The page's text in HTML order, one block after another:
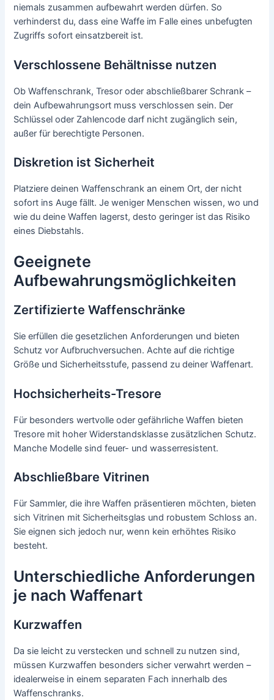
niemals zusammen aufbewahrt werden dürfen. So
verhinderst du, dass eine Waffe im Falle eines unbefugten
Zugriffs sofort einsatzbereit ist.
Verschlossene Behältnisse nutzen
Ob Waffenschrank, Tresor oder abschließbarer Schrank –
dein Aufbewahrungsort muss verschlossen sein. Der
Schlüssel oder Zahlencode darf nicht zugänglich sein,
außer für berechtigte Personen.
Diskretion ist Sicherheit
Platziere deinen Waffenschrank an einem Ort, der nicht
sofort ins Auge fällt. Je weniger Menschen wissen, wo und
wie du deine Waffen lagerst, desto geringer ist das Risiko
eines Diebstahls.
Geeignete
Aufbewahrungsmöglichkeiten
Zertifizierte Waffenschränke
Sie erfüllen die gesetzlichen Anforderungen und bieten
Schutz vor Aufbruchversuchen. Achte auf die richtige
Größe und Sicherheitsstufe, passend zu deiner Waffenart.
Hochsicherheits-Tresore
Für besonders wertvolle oder gefährliche Waffen bieten
Tresore mit hoher Widerstandsklasse zusätzlichen Schutz.
Manche Modelle sind feuer- und wasserresistent.
Abschließbare Vitrinen
Für Sammler, die ihre Waffen präsentieren möchten, bieten
sich Vitrinen mit Sicherheitsglas und robustem Schloss an.
Sie eignen sich jedoch nur, wenn kein erhöhtes Risiko
besteht.
Unterschiedliche Anforderungen
je nach Waffenart
Kurzwaffen
Da sie leicht zu verstecken und schnell zu nutzen sind,
müssen Kurzwaffen besonders sicher verwahrt werden –
idealerweise in einem separaten Fach innerhalb des
Waffenschranks.